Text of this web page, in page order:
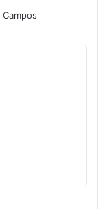
Campos